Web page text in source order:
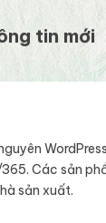
tin mới
Các sản
sản xuất.